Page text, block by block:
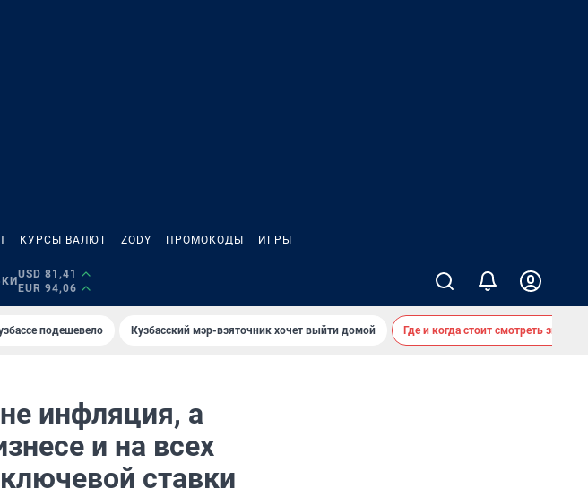
КУРСЫ ВАЛЮТ ZODY ПРОМОКОДЫ ИГРЫ
USD 81,41
EUR 94,06
подешевело Кузбасский мэр-взяточник хочет выйти домой Где и когда стоит смотреть
инфляция, а
и на всех
ставки